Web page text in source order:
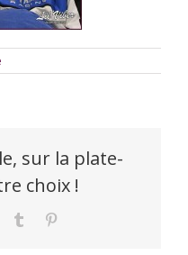
sur la plate-
choix !
Tumblr